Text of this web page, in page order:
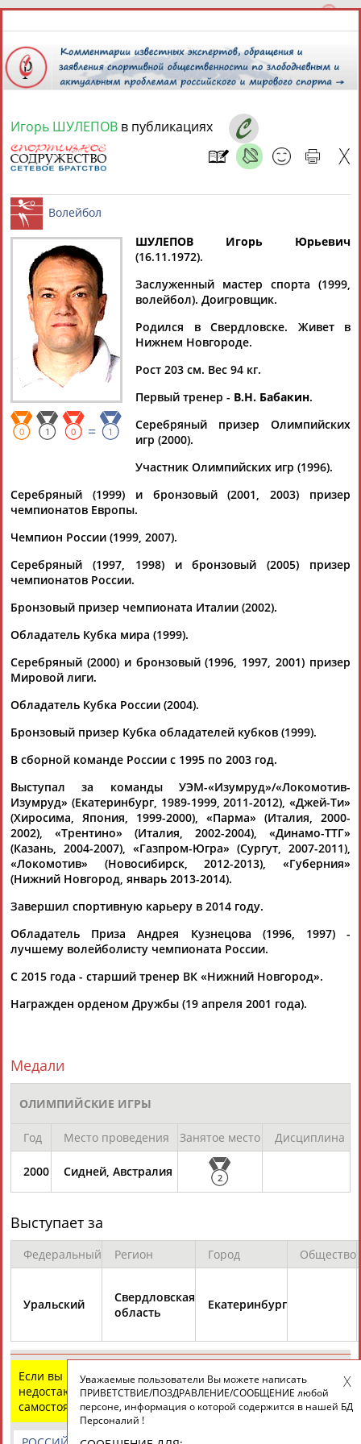
7 августа 2026 года,
СПОРТСМЕНЫ, ТРЕНЕРЫ И СПЕЦИАЛИСТЫ
Найдено: 13181персон Расширенный поиск
Аслаудин
АБАЕВ
Елена
АБАИМОВА
Мария
АБАКУМОВА
Дмитрий
Тамилла
АБАСОВА
Рамазан
АБАЧАРАЕВ
Ростом
АББАТЕ-
БУЛАТОВА
АББЯСОВА
Каримжан
АБДРАХМАНОВ
Аделя
АБДРАХМАНОВА
Андрей
АБДУВАЛИЕВ
Герман
АБДУЛАЕВ
Рамазан
АБДУЛАЕВ
Тагир
АБДУЛАЕВ
Камиль
АБДУЛАЗИЗОВ
Загалав
АБДУЛБЕКОВ
24 персон из 13181
ЕЩЁ ПЕРСОНЫ
ЦЕЛИ ПРОЕКТА КОНТАКТЫ НАШИ КНОПКИ РЕКЛАМА
Вопросы сотрудничества и совместной деятельностиinform@infosport.ru
© Стадион, 1998-2026
Адресов в новостной рассылке: 996
Подпишись
Игорь ШУЛЕПОВ в публикациях
Волейбол
0 1 0 = 1
ШУЛЕПОВ Игорь Юрьевич
(16.11.1972).
Заслуженный мастер спорта (1999,
волейбол). Доигровщик.
Родился в Свердловске. Живет в
Нижнем Новгороде.
Рост 203 см. Вес 94 кг.
Первый тренер - В.Н. Бабакин.
Серебряный призер Олимпийских
игр (2000).
Участник Олимпийских игр (1996).
Серебряный (1999) и бронзовый (2001, 2003) призер
чемпионатов Европы.
Чемпион России (1999, 2007).
Серебряный (1997, 1998) и бронзовый (2005) призер
чемпионатов России.
Бронзовый призер чемпионата Италии (2002).
Обладатель Кубка мира (1999).
Серебряный (2000) и бронзовый (1996, 1997, 2001) призер
Мировой лиги.
Обладатель Кубка России (2004).
Бронзовый призер Кубка обладателей кубков (1999).
В сборной команде России с 1995 по 2003 год.
Выступал за команды УЭМ-«Изумруд»/«Локомотив-
Изумруд» (Екатеринбург, 1989-1999, 2011-2012), «Джей-Ти»
(Хиросима, Япония, 1999-2000), «Парма» (Италия, 2000-
2002), «Трентино» (Италия, 2002-2004), «Динамо-ТТГ»
(Казань, 2004-2007), «Газпром-Югра» (Сургут, 2007-2011),
«Локомотив» (Новосибирск, 2012-2013), «Губерния»
(Нижний Новгород, январь 2013-2014).
Завершил спортивную карьеру в 2014 году.
Обладатель Приза Андрея Кузнецова (1996, 1997) -
лучшему волейболисту чемпионата России.
С 2015 года - старший тренер ВК «Нижний Новгород».
Награжден орденом Дружбы (19 апреля 2001 года).
Медали
ОЛИМПИЙСКИЕ ИГРЫ
Год Место проведения Занятое место Дисциплина
2000 Сидней, Австралия 2
Выступает за
Федеральный Регион Город Общество
Уральский
Свердловская
область
Екатеринбург
Если вы нашли ошибку в данных или имеете
недостающую информацию, внесите изменения
самостоятельно
Уважаемые пользователи Вы можете написать
ПРИВЕТСТВИЕ/ПОЗДРАВЛЕНИЕ/СООБЩЕНИЕ любой
персоне, информация о которой содержится в нашей БД
Персоналий !